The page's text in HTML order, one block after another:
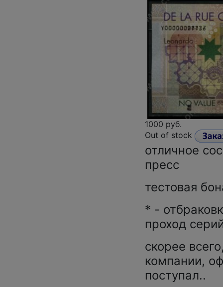
1000 руб.
Out of stock
отличное
пресс
тестовая
* -
проход
скорее
компании,
поступал..